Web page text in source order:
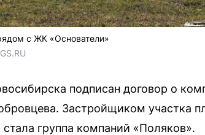
с ЖК «Основатели»
подписан договор о
Застройщиком участка
группа компаний «Поляков».